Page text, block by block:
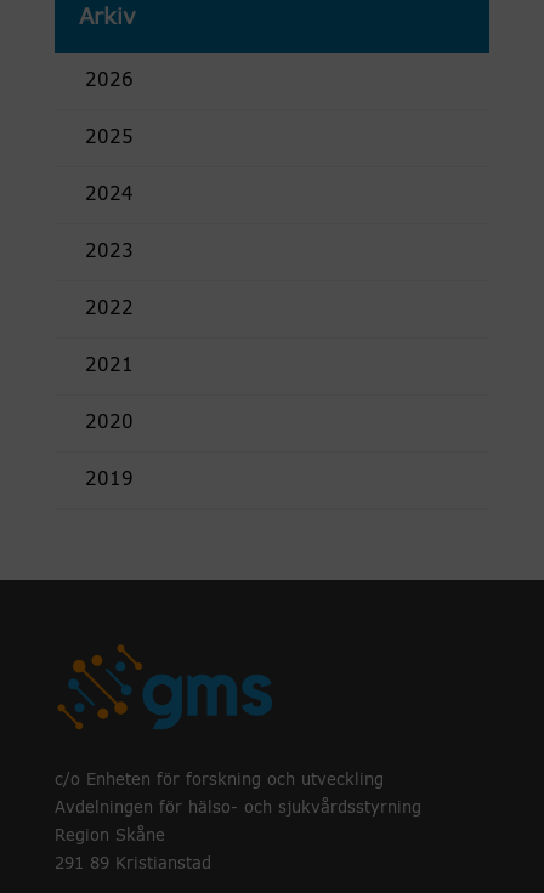
Arkiv
2026
2025
2024
2023
2022
2021
2020
2019
c/o Enheten för forskning och utveckling
Avdelningen för hälso- och sjukvårdsstyrning
Region Skåne
291 89 Kristianstad